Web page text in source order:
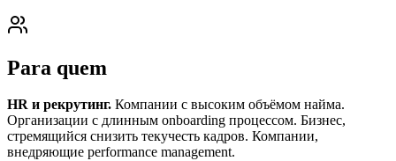
Para quem
HR и рекрутинг. Компании с высоким объёмом найма.
Организации с длинным onboarding процессом. Бизнес,
стремящийся снизить текучесть кадров. Компании,
внедряющие performance management.